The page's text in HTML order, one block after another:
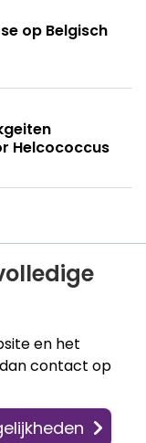
op Belgisch
Helcococcus
en het
contact op